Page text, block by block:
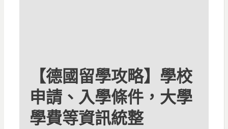
【德國留學攻略】學校
申請、入學條件，大學
學費等資訊統整